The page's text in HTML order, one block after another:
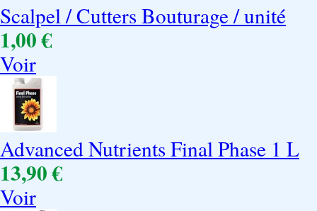
Scalpel / Cutters Bouturage / unité
1,00 €
Voir
Advanced Nutrients Final Phase 1 L
13,90 €
Voir